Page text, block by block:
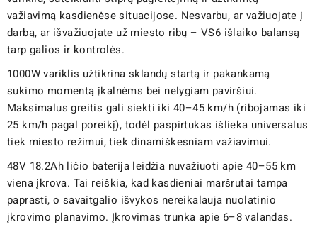
važiavimą kasdienėse situacijose. Nesvarbu, ar važiuojate į
darbą, ar išvažiuojate už miesto ribų – VS6 išlaiko balansą
tarp galios ir kontrolės.
1000W variklis užtikrina sklandų startą ir pakankamą
sukimo momentą įkalnėms bei nelygiam paviršiui.
Maksimalus greitis gali siekti iki 40–45 km/h (ribojamas iki
25 km/h pagal poreikį), todėl paspirtukas išlieka universalus
tiek miesto režimui, tiek dinamiškesniam važiavimui.
48V 18.2Ah ličio baterija leidžia nuvažiuoti apie 40–55 km
viena įkrova. Tai reiškia, kad kasdieniai maršrutai tampa
paprasti, o savaitgalio išvykos nereikalauja nuolatinio
įkrovimo planavimo. Įkrovimas trunka apie 6–8 valandas.